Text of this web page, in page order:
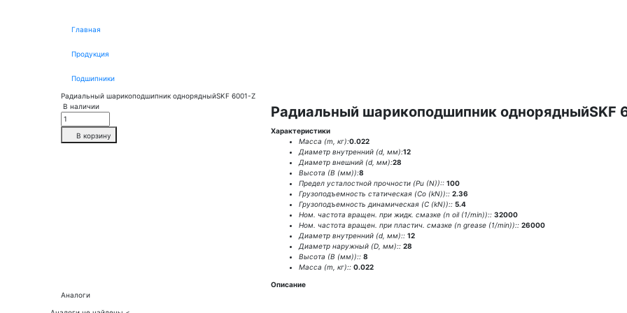
Главная
Продукция
Подшипники
Радиальный шарикоподшипник однорядныйSKF 6001-Z
В наличии
В корзину
Радиальный шарикоподшипник однорядныйSKF
Характеристики
Масса (m, кг):0.022
Диаметр внутренний (d, мм):12
Диаметр внешний (d, мм):28
Высота (В (мм)):8
Предел усталостной прочности (Pu (N)):: 100
Грузоподъемность статическая (Co (kN)):: 2.36
Грузоподъемность динамическая (C (kN)):: 5.4
Ном. частота вращен. при жидк. смазке (n oil (1/min)):: 32000
Ном. частота вращен. при пластич. смазке (n grease (1/min)):: 26000
Диаметр внутренний (d, мм):: 12
Диаметр наружный (D, мм):: 28
Высота (В (мм)):: 8
Масса (m, кг):: 0.022
Описание
Аналоги